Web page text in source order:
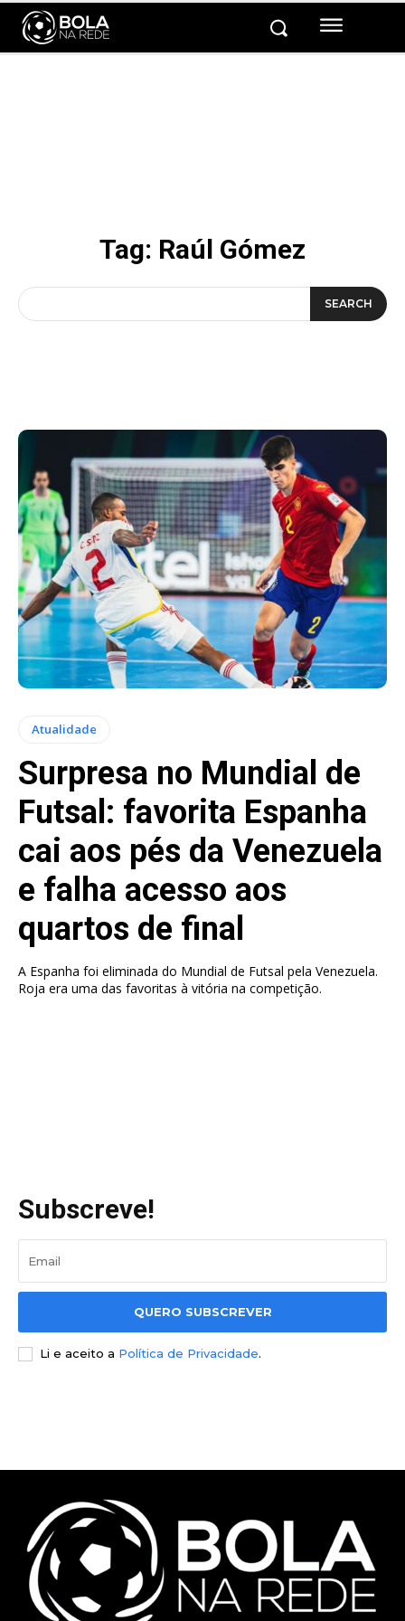
Tag: Raúl Gómez
SEARCH
Atualidade
Surpresa no Mundial de
Futsal: favorita Espanha
cai aos pés da Venezuela
e falha acesso aos
quartos de final
A Espanha foi eliminada do Mundial de Futsal pela Venezuela.
Roja era uma das favoritas à vitória na competição.
Subscreve!
QUERO SUBSCREVER
Li e aceito a Política de Privacidade.